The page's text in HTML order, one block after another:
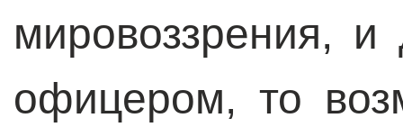
мировоззрения,
офицером, то